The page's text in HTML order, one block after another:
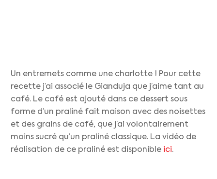
Un entremets comme une charlotte ! Pour cette
recette j’ai associé le Gianduja que j’aime tant au
café. Le café est ajouté dans ce dessert sous
forme d’un praliné fait maison avec des noisettes
et des grains de café, que j’ai volontairement
moins sucré qu’un praliné classique. La vidéo de
réalisation de ce praliné est disponible ici.